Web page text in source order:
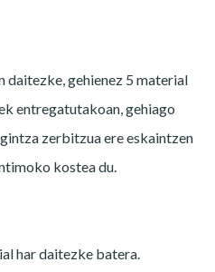
gehienez 5 material
entregatutakoan, gehiago
zerbitzua ere eskaintzen
kostea du.
har daitezke batera.